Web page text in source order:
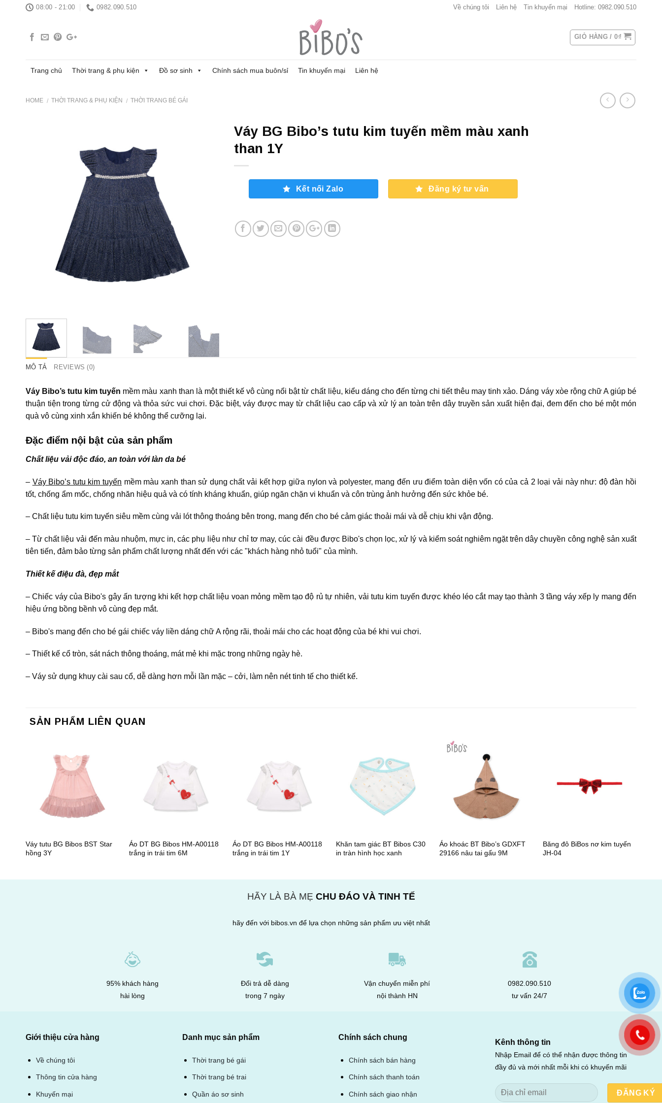
08:00 - 21:00 0982.090.510 Về chúng tôi Liên hệ Tin khuyến mại Hotline: 0982.090.510
GIỎ HÀNG /0₫
Trang chủ Thời trang & phụ kiện Đồ sơ sinh Chính sách mua buôn/sỉ Tin khuyến mại Liên hệ
HOME / THỜI TRANG & PHỤ KIỆN / THỜI TRANG BÉ GÁI
Váy BG Bibo’s tutu kim tuyến mềm màu xanh
than 1Y
Kết nối Zalo Đăng ký tư vấn
MÔ TẢ REVIEWS (0)
Váy Bibo’s tutu kim tuyến mềm màu xanh than là một thiết kế vô cùng nổi bật từ chất liệu, kiểu dáng cho đến từng chi tiết thêu may tinh xảo. Dáng váy xòe rộng chữ A giúp bé
thuận tiện trong từng cử động và thỏa sức vui chơi. Đặc biệt, váy được may từ chất liệu cao cấp và xử lý an toàn trên dây truyền sản xuất hiện đại, đem đến cho bé một món
quà vô cùng xinh xắn khiến bé không thể cưỡng lại.
Đặc điểm nội bật của sản phẩm
Chất liệu vải độc đáo, an toàn với làn da bé
– Váy Bibo’s tutu kim tuyến mềm màu xanh than sử dụng chất vải kết hợp giữa nylon và polyester, mang đến ưu điểm toàn diện vốn có của cả 2 loại vải này như: độ đàn hồi
tốt, chống ẩm mốc, chống nhăn hiệu quả và có tính kháng khuẩn, giúp ngăn chặn vi khuẩn và côn trùng ảnh hưởng đến sức khỏe bé.
– Chất liệu tutu kim tuyến siêu mềm cùng vải lót thông thoáng bên trong, mang đến cho bé cảm giác thoải mái và dễ chịu khi vận động.
– Từ chất liệu vải đến màu nhuộm, mực in, các phụ liệu như chỉ tơ may, cúc cài đều được Bibo's chọn lọc, xử lý và kiểm soát nghiêm ngặt trên dây chuyền công nghệ sản xuất
tiên tiến, đảm bảo từng sản phẩm chất lượng nhất đến với các "khách hàng nhỏ tuổi" của mình.
Thiết kế điệu đà, đẹp mắt
– Chiếc váy của Bibo's gây ấn tượng khi kết hợp chất liệu voan mỏng mềm tạo độ rủ tự nhiên, vải tutu kim tuyến được khéo léo cắt may tạo thành 3 tầng váy xếp ly mang đến
hiệu ứng bồng bềnh vô cùng đẹp mắt.
– Bibo's mang đến cho bé gái chiếc váy liền dáng chữ A rộng rãi, thoải mái cho các hoạt động của bé khi vui chơi.
– Thiết kế cổ tròn, sát nách thông thoáng, mát mẻ khi mặc trong những ngày hè.
– Váy sử dụng khuy cài sau cổ, dễ dàng hơn mỗi lần mặc – cởi, làm nên nét tinh tế cho thiết kế.
SẢN PHẨM LIÊN QUAN
Váy tutu BG Bibos BST Star
hồng 3Y
Áo DT BG Bibos HM-A00118
trắng in trái tim 6M
Áo DT BG Bibos HM-A00118
trắng in trái tim 1Y
Khăn tam giác BT Bibos C30
in tràn hình học xanh
Áo khoác BT Bibo’s GDXFT
29166 nâu tai gấu 9M
Băng đô BiBos nơ kim tuyến
JH-04
HÃY LÀ BÀ MẸ CHU ĐÁO VÀ TINH TẾ
hãy đến với bibos.vn để lựa chọn những sản phẩm ưu việt nhất
95% khách hàng
hài lòng
Đổi trả dễ dàng
trong 7 ngày
Vận chuyển miễn phí
nội thành HN
0982.090.510
tư vấn 24/7
Giới thiệu cửa hàng
Về chúng tôi
Thông tin cửa hàng
Khuyến mại
Danh mục sản phẩm
Thời trang bé gái
Thời trang bé trai
Quần áo sơ sinh
Chính sách chung
Chính sách bán hàng
Chính sách thanh toán
Chính sách giao nhận
Kênh thông tin
Nhập Email để có thể nhận được thông tin
đầy đủ và mới nhất mỗi khi có khuyến mãi